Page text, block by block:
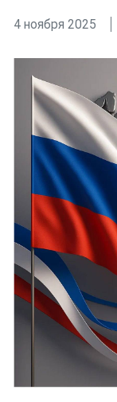
4 ноября 2025